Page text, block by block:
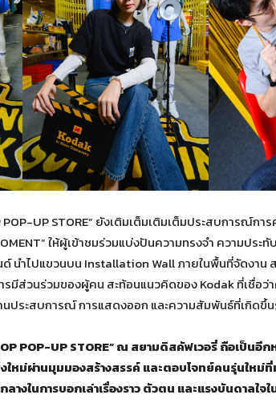
POP-UP STORE” ยังเติมเต็มเติมเต็มประสบการณ์ก
ให้ผู้เข้าชมร่วมแบ่งปันความทรงจำ ความประ
ำไปแขวนบน Installation Wall ภายในพื้นที่จัดงาน
รมีส่วนร่วมของผู้คน สะท้อนแนวคิดของ Kodak ที่เชื่อว่
ประสบการณ์ การแสดงออก และความสัมพันธ์ที่เกิดขึ้
POP-UP STORE” ณ สยามดิสคัฟเวอรี่ ถือเป็น
หม่ผ่านมุมมองสร้างสรรค์ และตอบโจทย์คนรุ่นใหม่
างในการบอกเล่าเรื่องราว ตัวตน และแรงบันดาลใจ